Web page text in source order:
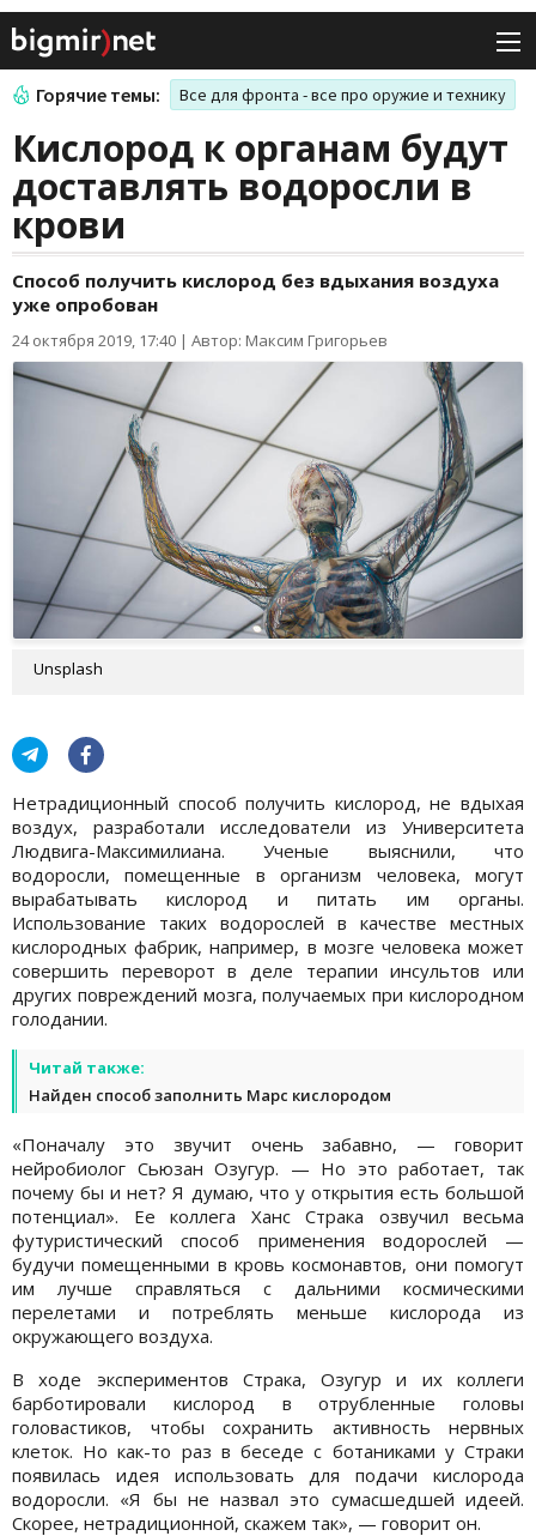
Горячие темы: Все для фронта - все про оружие и технику
Кислород к органам будут
доставлять водоросли в
крови
Способ получить кислород без вдыхания воздуха
уже опробован
24 октября 2019, 17:40 | Автор: Максим Григорьев
Unsplash
Нетрадиционный способ получить кислород, не вдыхая
воздух, разработали исследователи из Университета
Людвига-Максимилиана. Ученые выяснили, что
водоросли, помещенные в организм человека, могут
вырабатывать кислород и питать им органы.
Использование таких водорослей в качестве местных
кислородных фабрик, например, в мозге человека может
совершить переворот в деле терапии инсультов или
других повреждений мозга, получаемых при кислородном
голодании.
Читай также:
Найден способ заполнить Марс кислородом
«Поначалу это звучит очень забавно, — говорит
нейробиолог Сьюзан Озугур. — Но это работает, так
почему бы и нет? Я думаю, что у открытия есть большой
потенциал». Ее коллега Ханс Страка озвучил весьма
футуристический способ применения водорослей —
будучи помещенными в кровь космонавтов, они помогут
им лучше справляться с дальними космическими
перелетами и потреблять меньше кислорода из
окружающего воздуха.
В ходе экспериментов Страка, Озугур и их коллеги
барботировали кислород в отрубленные головы
головастиков, чтобы сохранить активность нервных
клеток. Но как-то раз в беседе с ботаниками у Страки
появилась идея использовать для подачи кислорода
водоросли. «Я бы не назвал это сумасшедшей идеей.
Скорее, нетрадиционной, скажем так», — говорит он.